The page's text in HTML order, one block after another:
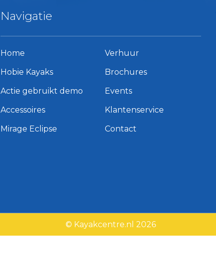
Navigatie
Home
Hobie Kayaks
Actie gebruikt demo
Accessoires
Mirage Eclipse
Verhuur
Brochures
Events
Klantenservice
Contact
© Kayakcentre.nl 2026